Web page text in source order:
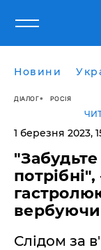
Новини
ДІАЛОГ РОСІЯ
1 березня 2023,
вербуючи
Слідом за